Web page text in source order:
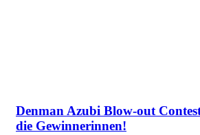
Denman Azubi Blow-out
die Gewinnerinnen!